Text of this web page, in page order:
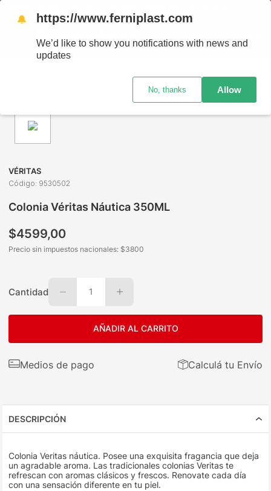
VÉRITAS
Código: 9530502
Colonia Véritas Náutica 350ML
$4599,00
Precio sin impuestos nacionales: $3800
Cantidad 1
AÑADIR AL CARRITO
Medios de pago Calculá tu Envío
DESCRIPCIÓN
Colonia Veritas náutica. Posee una exquisita fragancia que deja
un agradable aroma. Las tradicionales colonias Veritas te
refrescan con aromas clásicos y frescos. Renovate cada día
con una sensación diferente en tu piel.
🔔 https://www.ferniplast.com
We’d like to show you notifications with news and
updates
No, thanks Allow